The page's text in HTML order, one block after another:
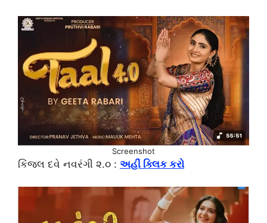
Screenshot
કિંજલ દવે નવરંગી ૨.૦ : અહીં ક્લિક કરો